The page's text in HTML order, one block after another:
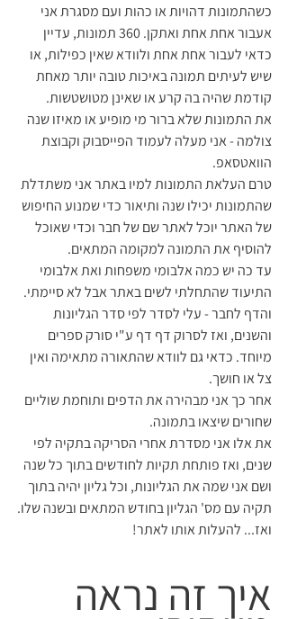
כשהתמונות דהויות או כהות ועם מסגרת אני
אעבור אחת אחת ואתקן. 360 תמונות, עדיין
כדאי לעבור אחת אחת ולוודא שאין כפילות, או
שיש לעיתים תמונה באיכות טובה יותר מאחת
קודמת שהיה בה קרע או שאינן מטושטשות.
את התמונות שלא ברור מי מופיע או מאיזו שנה
צולמה - אני מעלה לעמוד הפייסבוק וקבוצת
הוואטסאפ.
טרם העלאת התמונות למיו באתר אני משתדלת
שהתמונות יכילו שנה ותיאור כדי שמנוע החיפוש
של האתר יוכל לאתר שם של חבר וכדי שאוכל
להוסיף את התמונה למקומה המתאים.
עד כה יש כמה אלבומי משפחות ואת אלבומי
התיעוד שהתחלתי לשים באתר אבל לא סיימתי.
והדף לחבר - עלי לסדר לפי סדר הגליונות
והשנים, ואז לסרוק דף דף ע"י סורק ספרים
מיוחד. כדאי גם לוודא שהתאורה מתאימה ואין
צל או חושך.
אחר כך אני מבהירה את הדפים ותוחמת שוליים
שחורים שיצאו בתמונה.
את אלו אני מסדרת אחרי הסריקה בתקיה לפי
שנים, ואז פותחת תקיות לחודשים בתוך כל שנה
ושם אני שמה את הגליונות, וכל גליון יהיה בתוך
תקיה עם מס' הגליון בחודש המתאים ובשנה שלו.
ואז... להעלות אותו לאתר!
איך זה נראה